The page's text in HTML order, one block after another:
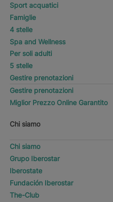
Sport acquatici
Famiglie
4 stelle
Spa and Wellness
Per soli adulti
5 stelle
Gestire prenotazioni
Gestire prenotazioni
Miglior Prezzo Online Garantito
Chi siamo
Chi siamo
Grupo Iberostar
Iberostate
Fundación Iberostar
The-Club